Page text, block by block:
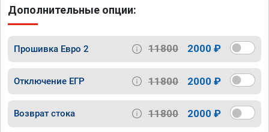
Дополнительные опции:
Прошивка Евро 2 11800 2000 ₽
Отключение ЕГР 11800 2000 ₽
Возврат стока 11800 2000 ₽